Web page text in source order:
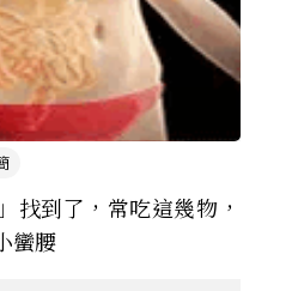
找到了，常吃這幾物，
蠻腰